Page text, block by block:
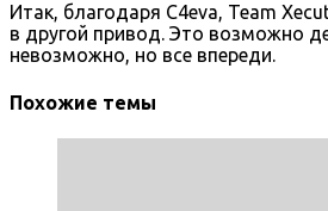
Итак, благодаря C4eva, Team
в другой привод. Это возможно
невозможно, но все впереди.
Похожие темы